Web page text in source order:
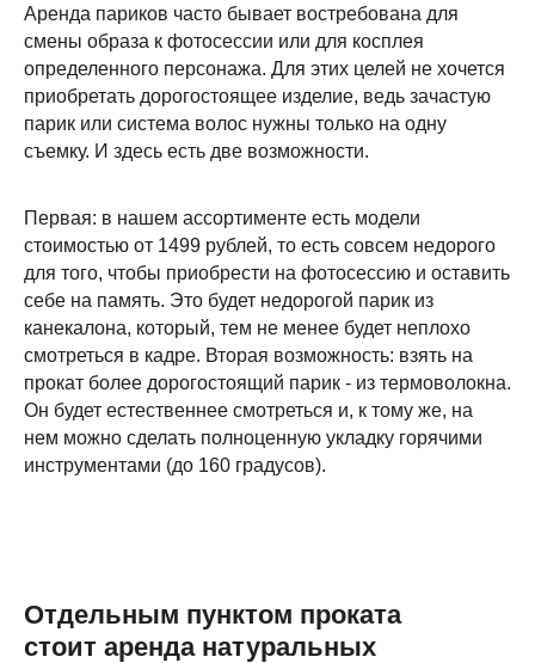
Аренда париков часто бывает востребована для
смены образа к фотосессии или для косплея
определенного персонажа. Для этих целей не хочется
приобретать дорогостоящее изделие, ведь зачастую
парик или система волос нужны только на одну
съемку. И здесь есть две возможности.
Первая: в нашем ассортименте есть модели
стоимостью от 1499 рублей, то есть совсем недорого
для того, чтобы приобрести на фотосессию и оставить
себе на память. Это будет недорогой парик из
канекалона, который, тем не менее будет неплохо
смотреться в кадре. Вторая возможность: взять на
прокат более дорогостоящий парик - из термоволокна.
Он будет естественнее смотреться и, к тому же, на
нем можно сделать полноценную укладку горячими
инструментами (до 160 градусов).
Отдельным пунктом проката
стоит аренда натуральных